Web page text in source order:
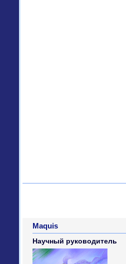
Maquis
Научный руководитель